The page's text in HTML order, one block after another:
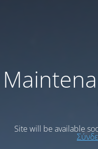
Site will be available